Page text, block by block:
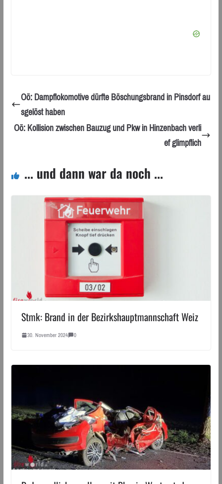
Oö: Dampflokomotive dürfte Böschungsbrand in Pinsdorf au
sgelöst haben
Oö: Kollision zwischen Bauzug und Pkw in Hinzenbach verli
ef glimpflich
... und dann war da noch ...
Stmk: Brand in der Bezirkshauptmannschaft Weiz
30. November 2024 0